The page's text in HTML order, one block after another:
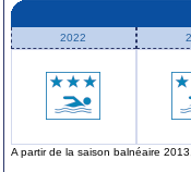
2022
A partir de la saison balnéaire